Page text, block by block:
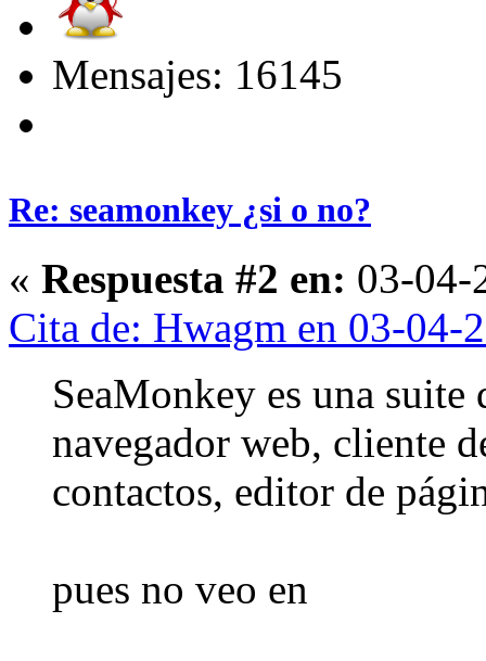
Mensajes: 16145
Re: seamonkey ¿si o no?
« Respuesta #2 en: 03-04-
Cita de: Hwagm en 03-04-
SeaMonkey es una
navegador web, cliente
contactos, editor de
pues no veo en